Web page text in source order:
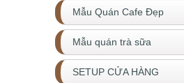
Mẫu Quán Cafe Đẹp
Mẫu quán trà sữa
SETUP CỬA HÀNG